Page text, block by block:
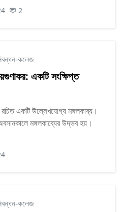
2
কলেজ
একটি সংক্ষিপ্ত
রচিত একটি উল্লেখযোগ্য মঙ্গলকাব্য।
মঙ্গলকাব্যের উদ্ভব হয়।
কলেজ